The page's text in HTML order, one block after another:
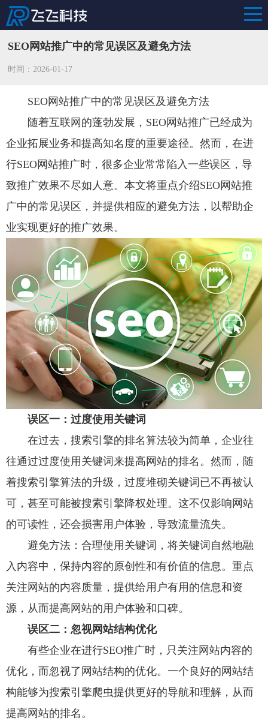
SEO网站推广中的常见误区及避免方法
时间：2026-01-17
SEO网站推广中的常见误区及避免方法
随着互联网的蓬勃发展，SEO网站推广已经成为
企业拓展业务和提高知名度的重要途径。然而，在进
行SEO网站推广时，很多企业常常陷入一些误区，导
致推广效果不尽如人意。本文将重点介绍SEO网站推
广中的常见误区，并提供相应的避免方法，以帮助企
业实现更好的推广效果。
误区一：过度使用关键词
在过去，搜索引擎的排名算法较为简单，企业往
往通过过度使用关键词来提高网站的排名。然而，随
着搜索引擎算法的升级，过度堆砌关键词已不再被认
可，甚至可能被搜索引擎降权处理。这不仅影响网站
的可读性，还会损害用户体验，导致流量流失。
避免方法：合理使用关键词，将关键词自然地融
入内容中，保持内容的原创性和有价值的信息。重点
关注网站的内容质量，提供给用户有用的信息和资
源，从而提高网站的用户体验和口碑。
误区二：忽视网站结构优化
有些企业在进行SEO推广时，只关注网站内容的
优化，而忽视了网站结构的优化。一个良好的网站结
构能够为搜索引擎爬虫提供更好的导航和理解，从而
提高网站的排名。